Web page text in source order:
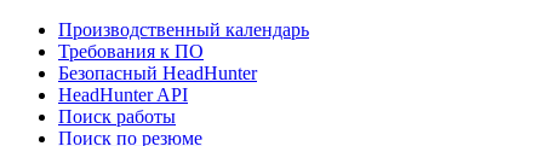
Производственный календарь
Требования к ПО
Безопасный HeadHunter
HeadHunter API
Поиск работы
Поиск по резюме